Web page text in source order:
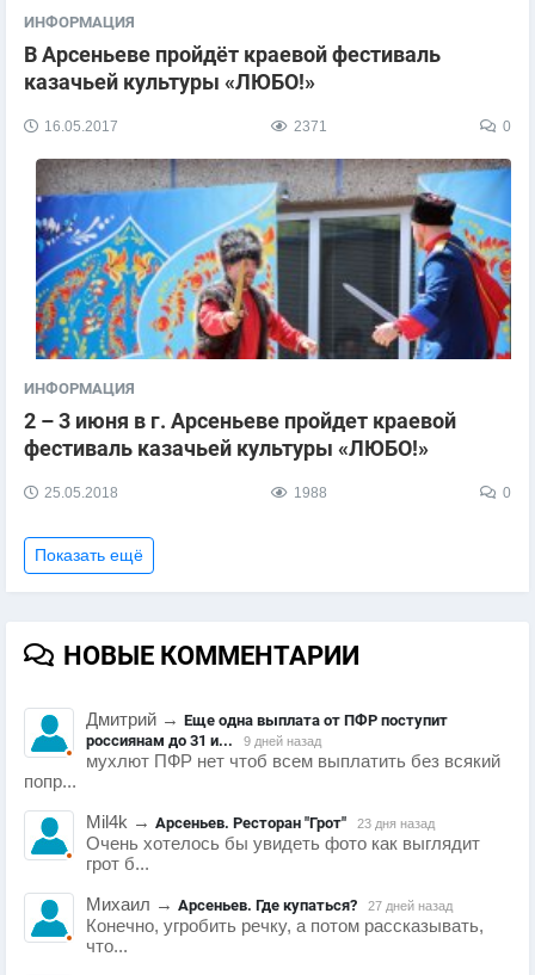
ИНФОРМАЦИЯ
В Арсеньеве пройдёт краевой фестиваль
казачьей культуры «ЛЮБО!»
16.05.2017 2371 0
ИНФОРМАЦИЯ
2 – 3 июня в г. Арсеньеве пройдет краевой
фестиваль казачьей культуры «ЛЮБО!»
25.05.2018 1988 0
Показать ещё
НОВЫЕ КОММЕНТАРИИ
Дмитрий → Еще одна выплата от ПФР поступит
россиянам до 31 и...
9 дней назад
мухлют ПФР нет чтоб всем выплатить без всякий
попр...
Mil4k → Арсеньев. Ресторан "Грот" 23 дня назад
Очень хотелось бы увидеть фото как выглядит
грот б...
Михаил → Арсеньев. Где купаться? 27 дней назад
Конечно, угробить речку, а потом рассказывать,
что...